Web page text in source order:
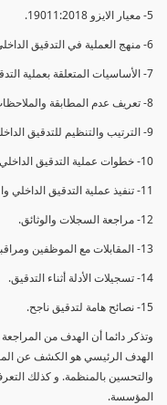
5- معيار الايزو 19011:2018.
6- منهج العملية في التدقيق الداخلي.
7- الأساسيات المتعلقة بعملية التدقيق الداخلي.
8- تعريف عدم المطابقة والملاحظات.
9- الترتيب والتنظيم للتدقيق الداخلي.
10- خطوات عملية التدقيق الداخلي.
11- تنفيذ عملية التدقيق الداخلي والاجتماع الافتتاحي.
12- مراجعة السجلات والوثائق.
13- المقابلات مع الموظفين ومراقبة الانشطة والمرافق.
14- تسجيلات الأدلة أثناء التدقيق.
15- نصائح هامة لتدقيق ناجح.
وتذكر دائما أن الهدف من
الهدف الرئيسي هو الكشف عن
والتحسين بالمنظمة. و كذلك
المؤسسة.